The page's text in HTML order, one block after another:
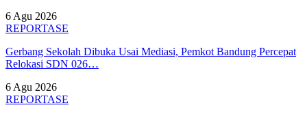
6 Agu 2026
REPORTASE
Gerbang Sekolah Dibuka Usai Mediasi, Pemkot Bandung Percepat
Relokasi SDN 026…
6 Agu 2026
REPORTASE